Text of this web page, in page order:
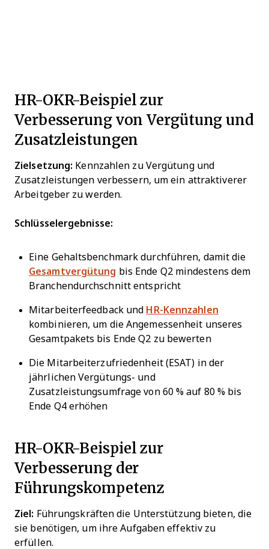
HR-OKR-Beispiel zur
Verbesserung von Vergütung und
Zusatzleistungen
Zielsetzung: Kennzahlen zu Vergütung und
Zusatzleistungen verbessern, um ein attraktiverer
Arbeitgeber zu werden.
Schlüsselergebnisse:
Eine Gehaltsbenchmark durchführen, damit die
Gesamtvergütung bis Ende Q2 mindestens dem
Branchendurchschnitt entspricht
Mitarbeiterfeedback und HR-Kennzahlen
kombinieren, um die Angemessenheit unseres
Gesamtpakets bis Ende Q2 zu bewerten
Die Mitarbeiterzufriedenheit (ESAT) in der
jährlichen Vergütungs- und
Zusatzleistungsumfrage von 60 % auf 80 % bis
Ende Q4 erhöhen
HR-OKR-Beispiel zur
Verbesserung der
Führungskompetenz
Ziel: Führungskräften die Unterstützung bieten, die
sie benötigen, um ihre Aufgaben effektiv zu
erfüllen.